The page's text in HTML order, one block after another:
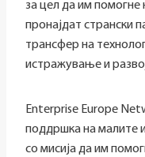
за цел да им помогне
пронајдат странски
трансфер на
истражување и
Enterprise Europe
поддршка на малите
со мисија да им